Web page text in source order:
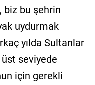
biz bu şehrin
uydurmak
yılda Sultanlar
üst seviyede
için gerekli